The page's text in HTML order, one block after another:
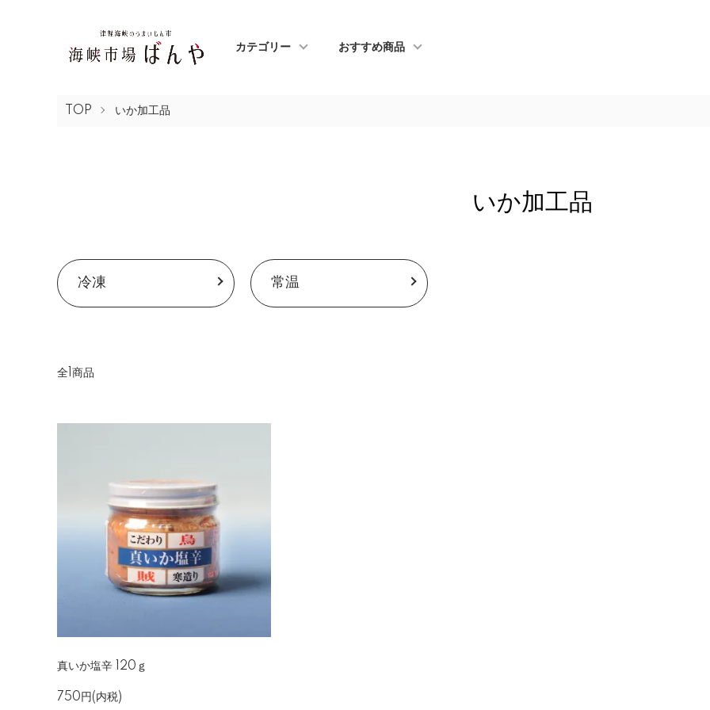
カテゴリー おすすめ商品
TOP いか加工品
いか加工品
カテゴリー一覧
冷凍 常温
全1商品
真いか塩辛 120ｇ
750円(内税)